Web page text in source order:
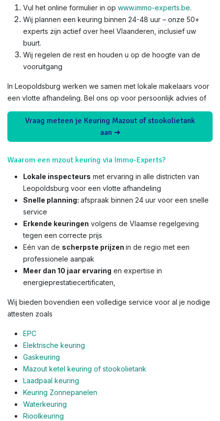
Vul het online formulier in op www.immo-experts.be.
Wij plannen een keuring binnen 24-48 uur – onze 50+
experts zijn actief over heel Vlaanderen, inclusief uw
buurt.
Wij regelen de rest en houden u op de hoogte van de
vooruitgang
In Leopoldsburg werken we samen met lokale makelaars voor
een vlotte afhandeling. Bel ons op voor persoonlijk advies of
Vraag meteen je Keuring Mazout of stookolietank
aan ➜
Waarom een mzout keuring via Immo-Experts?
Lokale inspecteurs met ervaring in alle districten van
Leopoldsburg voor een vlotte afhandeling
Snelle planning: afspraak binnen 24 uur voor een snelle
service
Erkende keuringen volgens de Vlaamse regelgeving
tegen een correcte prijs
Eén van de scherpste prijzen in de regio met een
professionele aanpak
Meer dan 10 jaar ervaring en expertise in
energieprestatiecertificaten,
Wij bieden bovendien een volledige service voor al je nodige
attesten zoals
EPC
Elektrische keuring
Gaskeuring
Mazout ketel keuring of stookolietank
Laadpaal keuring
Keuring Zonnepanelen
Waterkeuring
Rioolkeuring